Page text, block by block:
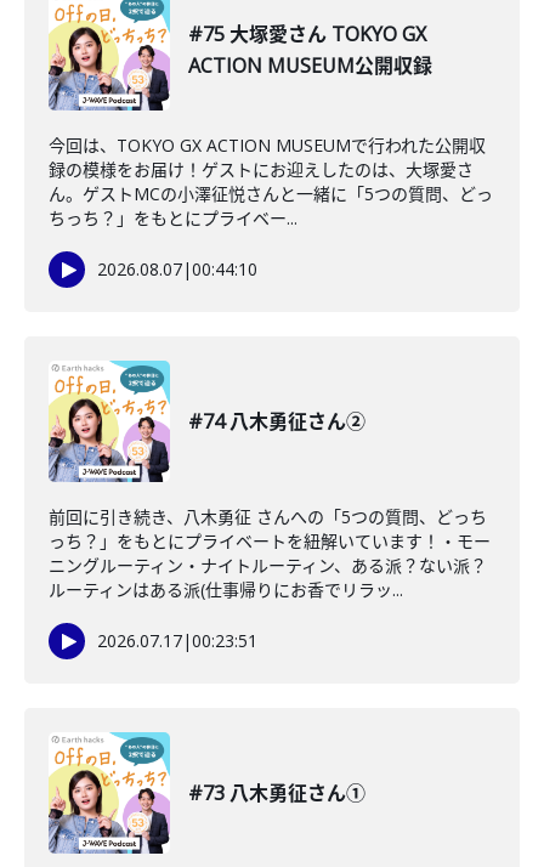
#75 大塚愛さん TOKYO GX
ACTION MUSEUM公開収録
今回は、TOKYO GX ACTION MUSEUMで行われた公開収
録の模様をお届け！ゲストにお迎えしたのは、大塚愛さ
ん。ゲストMCの小澤征悦さんと一緒に「5つの質問、どっ
ちっち？」をもとにプライベー...
2026.08.07|00:44:10
#74 八木勇征さん②
前回に引き続き、八木勇征 さんへの「5つの質問、どっち
っち？」をもとにプライベートを紐解いています！・モー
ニングルーティン・ナイトルーティン、ある派？ない派？
ルーティンはある派(仕事帰りにお香でリラッ...
2026.07.17|00:23:51
#73 八木勇征さん①